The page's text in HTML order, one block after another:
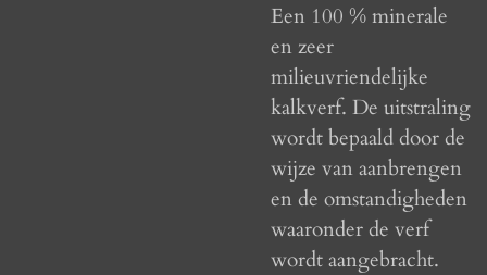
Een 100 % minerale
en zeer
milieuvriendelijke
kalkverf. De uitstraling
wordt bepaald door de
wijze van aanbrengen
en de omstandigheden
waaronder de verf
wordt aangebracht.